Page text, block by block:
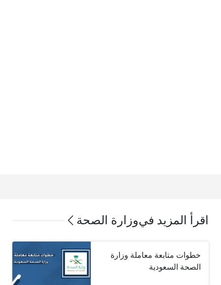
اقرأ المزيد فيوزارة الصحة
خطوات متابعة معاملة وزارة
الصحة السعودية